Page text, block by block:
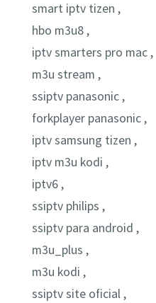
smart iptv tizen ,
hbo m3u8 ,
iptv smarters pro mac ,
m3u stream ,
ssiptv panasonic ,
forkplayer panasonic ,
iptv samsung tizen ,
iptv m3u kodi ,
iptv6 ,
ssiptv philips ,
ssiptv para android ,
m3u_plus ,
m3u kodi ,
ssiptv site oficial ,